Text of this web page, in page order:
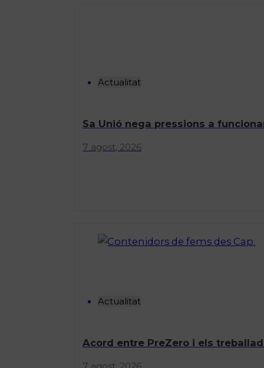
Actualitat
Sa Unió nega pressions a
7 agost, 2026
Actualitat
Acord entre PreZero i els